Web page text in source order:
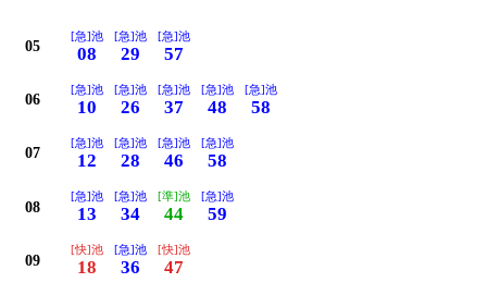
05
[急]池
08
[急]池
29
[急]池
57
06
[急]池
10
[急]池
26
[急]池
37
[急]池
48
[急]池
58
07
[急]池
12
[急]池
28
[急]池
46
[急]池
58
08
[急]池
13
[急]池
34
[準]池
44
[急]池
59
09
[快]池
18
[急]池
36
[快]池
47